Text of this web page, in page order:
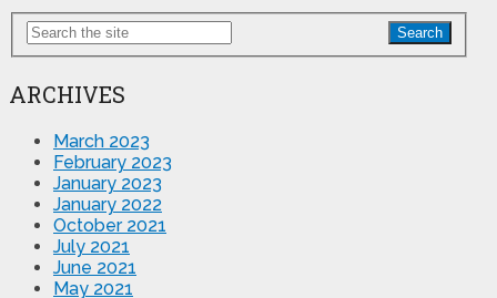
Search
ARCHIVES
March 2023
February 2023
January 2023
January 2022
October 2021
July 2021
June 2021
May 2021